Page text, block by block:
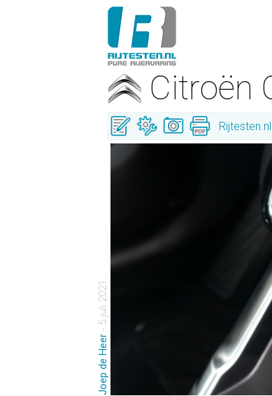
Citroën
Rijtesten.nl
Joep de Heer
- 5 juli 2021